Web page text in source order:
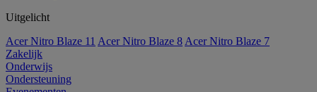
Uitgelicht
Acer Nitro Blaze 11 Acer Nitro Blaze 8 Acer Nitro Blaze 7
Zakelijk
Onderwijs
Ondersteuning